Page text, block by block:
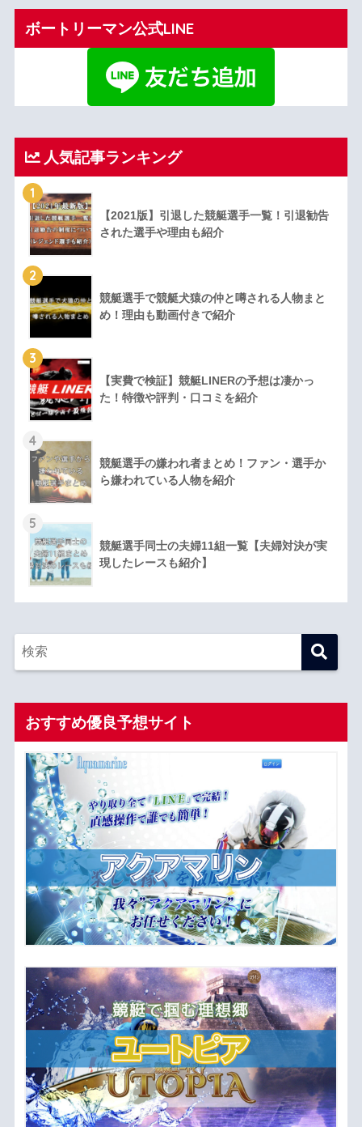
ボートリーマン公式LINE
人気記事ランキング
1
【2021版】引退した競艇選手一覧！引退勧告
された選手や理由も紹介
2
競艇選手で競艇犬猿の仲と噂される人物まと
め！理由も動画付きで紹介
3
【実費で検証】競艇LINERの予想は凄かっ
た！特徴や評判・口コミを紹介
4
競艇選手の嫌われ者まとめ！ファン・選手か
ら嫌われている人物を紹介
5
競艇選手同士の夫婦11組一覧【夫婦対決が実
現したレースも紹介】
おすすめ優良予想サイト